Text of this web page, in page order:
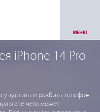
МЕНЮ
iPhone 14 Pro
упустить и разбить телефон.
чего может